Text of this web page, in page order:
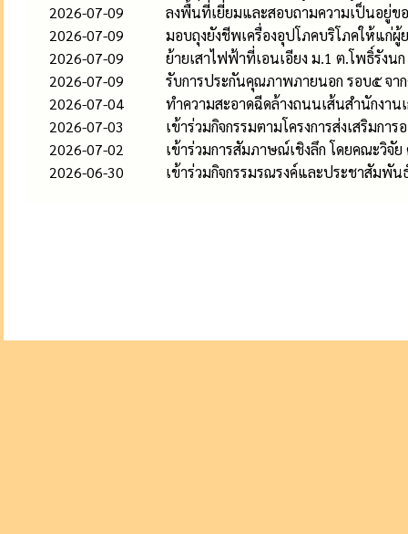
2026-07-09
ลงพื้นที่เยี่ยมและสอบถามความเป็นอยู่ข
2026-07-09
มอบถุงยังชีพเครื่องอุปโภคบริโภคให้แก่ผู้
2026-07-09
ย้ายเสาไฟฟ้าที่เอนเอียง ม.1 ต.โพธิ์รังนก
2026-07-09
รับการประกันคุณภาพภายนอก รอบ๕ จา
2026-07-04
ทำความสะอาดฉีดล้างถนนเส้นสำนักงา
2026-07-03
เข้าร่วมกิจกรรมตามโครงการส่งเสริมการ
2026-07-02
เข้าร่วมการสัมภาษณ์เชิงลึก โดยคณะวิ
2026-06-30
เข้าร่วมกิจกรรมรณรงค์และประชาสัมพั